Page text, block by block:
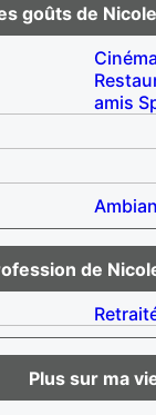
goûts de
Cinéma
amis
de
Plus sur ma